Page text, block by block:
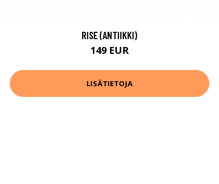
RISE (ANTIIKKI)
149 EUR
LISÄTIETOJA